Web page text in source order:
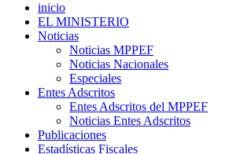
inicio
EL MINISTERIO
Noticias
Noticias MPPEF
Noticias Nacionales
Especiales
Entes Adscritos
Entes Adscritos del MPPEF
Noticias Entes Adscritos
Publicaciones
Estadísticas Fiscales